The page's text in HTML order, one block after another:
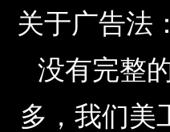
关于广告法
没有完整
多，我们美